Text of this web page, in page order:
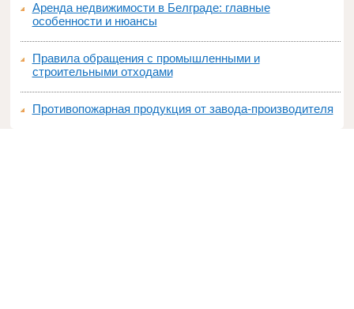
Аренда недвижимости в Белграде: главные
особенности и нюансы
Правила обращения с промышленными и
строительными отходами
Противопожарная продукция от завода-производителя